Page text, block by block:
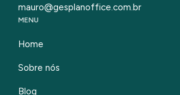
mauro@gesplanoffice.com.br
MENU
Home
Sobre nós
Blog